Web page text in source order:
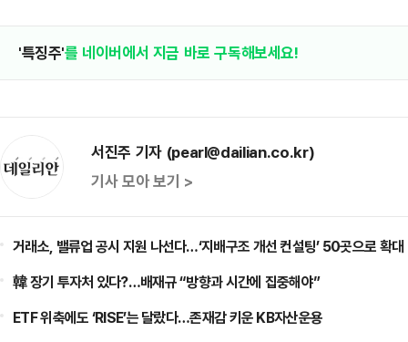
'특징주'를 네이버에서 지금 바로 구독해보세요!
서진주 기자 (pearl@dailian.co.kr)
기사 모아 보기 >
거래소, 밸류업 공시 지원 나선다…‘지배구조 개선 컨설팅’ 50곳으로 확대
韓 장기 투자처 있다?…배재규 “방향과 시간에 집중해야”
ETF 위축에도 ‘RISE’는 달랐다…존재감 키운 KB자산운용